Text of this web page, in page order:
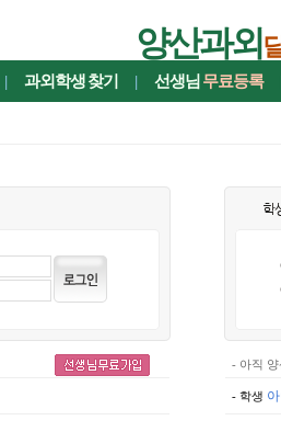
양산과외
| 과외학생찾기 | 선생님 무료등록
- 아직
- 학생